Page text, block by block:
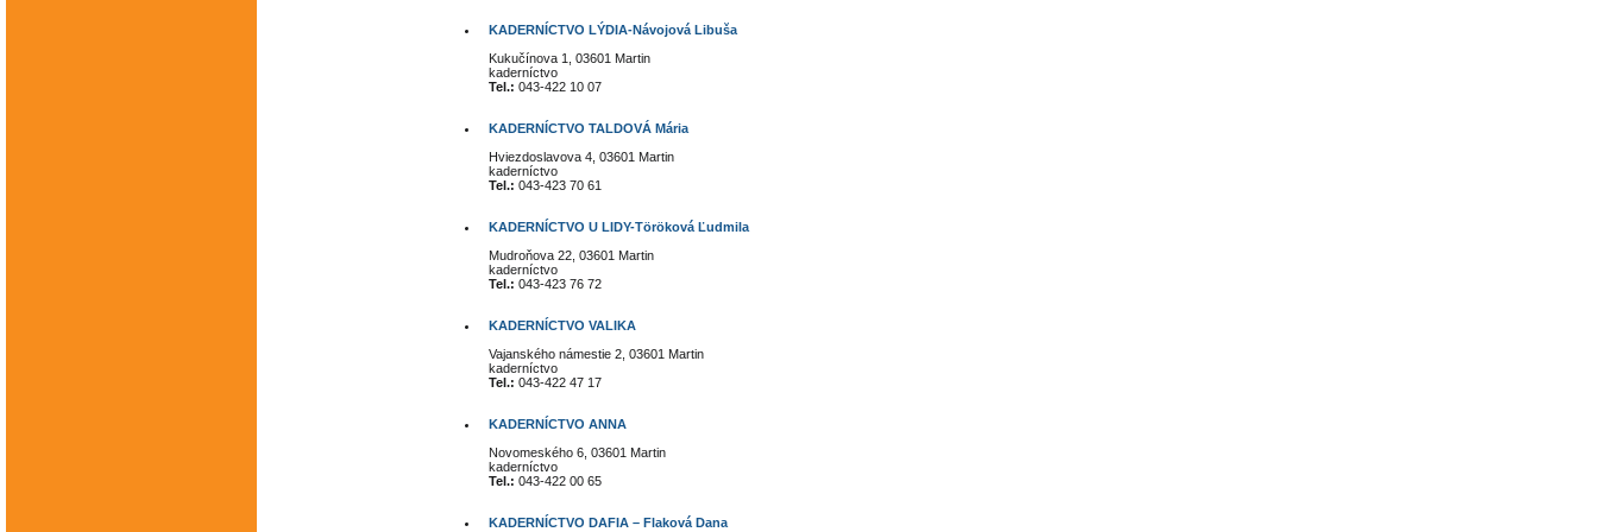
KADERNÍCTVO LÝDIA-Návojová Libuša
Kukučínova 1, 03601 Martin
kaderníctvo
Tel.: 043-422 10 07
KADERNÍCTVO TALDOVÁ Mária
Hviezdoslavova 4, 03601 Martin
kaderníctvo
Tel.: 043-423 70 61
KADERNÍCTVO U LIDY-Töröková Ľudmila
Mudroňova 22, 03601 Martin
kaderníctvo
Tel.: 043-423 76 72
KADERNÍCTVO VALIKA
Vajanského námestie 2, 03601 Martin
kaderníctvo
Tel.: 043-422 47 17
KADERNÍCTVO ANNA
Novomeského 6, 03601 Martin
kaderníctvo
Tel.: 043-422 00 65
KADERNÍCTVO DAFIA – Flaková Dana